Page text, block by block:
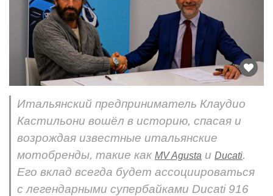
Итальянский предприниматель Клаудио
Кастильони вошёл в историю, спасая и
возрождая известные итальянские
мотобренды, такие как MV Agusta и Ducati.
Его вклад всегда будет ассоциироваться
с легендарными супербайками Ducati 916